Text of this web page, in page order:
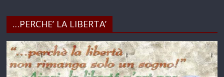
…PERCHE’ LA LIBERTA’